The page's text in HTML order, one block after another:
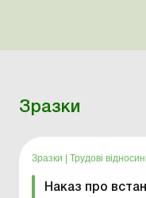
Зразки
Зразки Трудові
Наказ про